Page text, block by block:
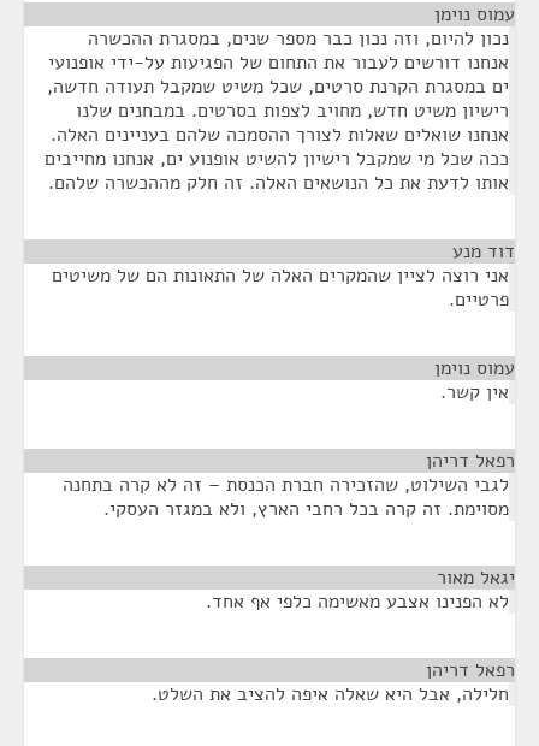
עמוס נוימן
נכון להיום, וזה נכון כבר מספר שנים, במסגרת ההכשרה
אנחנו דורשים לעבור את התחום של הפגיעות על-ידי אופנועי
ים במסגרת הקרנת סרטים, שכל משיט שמקבל תעודה חדשה,
רישיון משיט חדש, מחויב לצפות בסרטים. במבחנים שלנו
אנחנו שואלים שאלות לצורך ההסמכה שלהם בעניינים האלה.
ככה שכל מי שמקבל רישיון להשיט אופנוע ים, אנחנו מחייבים
אותו לדעת את כל הנושאים האלה. זה חלק מההכשרה שלהם.
דוד מנע
אני רוצה לציין שהמקרים האלה של התאונות הם של משיטים
פרטיים.
עמוס נוימן
אין קשר.
רפאל דריהן
לגבי השילוט, שהזכירה חברת הכנסת – זה לא קרה בתחנה
מסוימת. זה קרה בכל רחבי הארץ, ולא במגזר העסקי.
יגאל מאור
לא הפנינו אצבע מאשימה כלפי אף אחד.
רפאל דריהן
חלילה, אבל היא שאלה איפה להציב את השלט.